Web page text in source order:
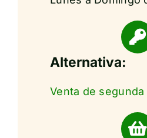
Alternativa:
Venta de segunda